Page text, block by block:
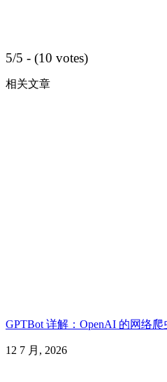
5/5 - (10 votes)
相关文章
GPTBot 详解：OpenAI 的网络
12 7 月, 2026